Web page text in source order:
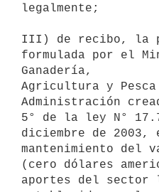
legalmente;
III) de recibo, la
formulada por el
Ganadería,
Agricultura y
Administración
5° de la ley N°
diciembre de
mantenimiento del
(cero dólares
aportes del sector